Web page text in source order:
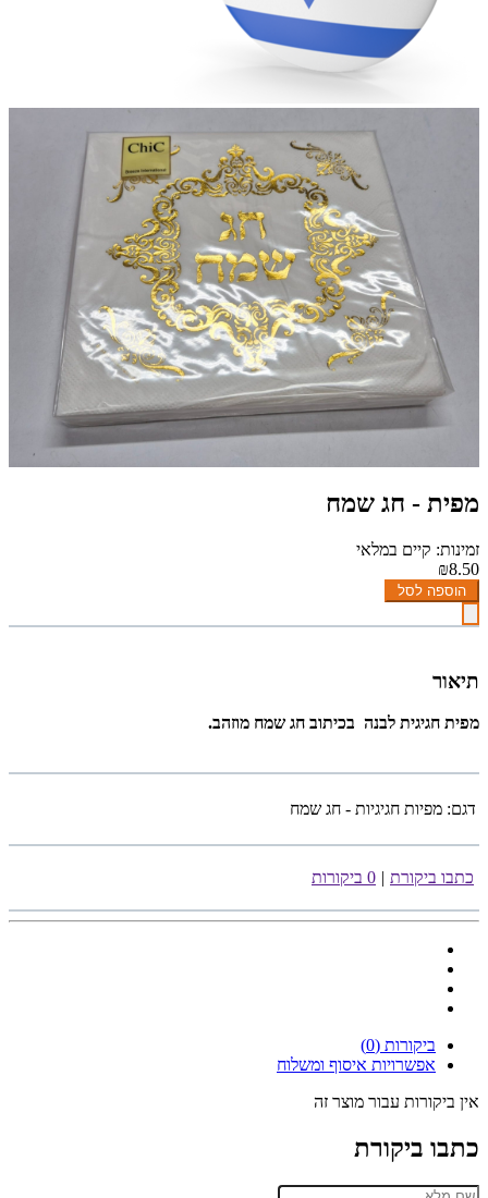
מפית - חג שמח
זמינות: קיים במלאי
₪8.50
הוספה לסל
תיאור
מפית חגיגית לבנה בכיתוב חג שמח מוזהב.
דגם: מפיות חגיגיות - חג שמח
כתבו ביקורת | 0 ביקורות
ביקורות (0)
אפשרויות איסוף ומשלוח
אין ביקורות עבור מוצר זה
כתבו ביקורת